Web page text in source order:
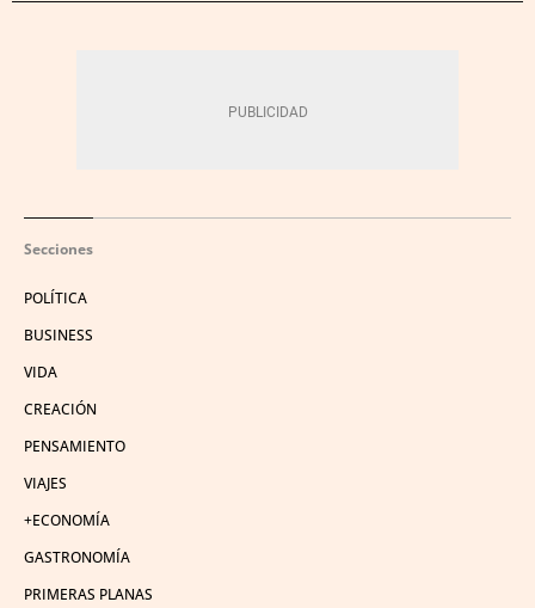
Secciones
POLÍTICA
BUSINESS
VIDA
CREACIÓN
PENSAMIENTO
VIAJES
+ECONOMÍA
GASTRONOMÍA
PRIMERAS PLANAS